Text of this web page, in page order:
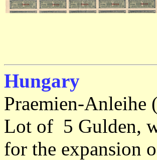
Hungary
Praemien-Anleihe
Lot of 5 Gulden,
for the expansion